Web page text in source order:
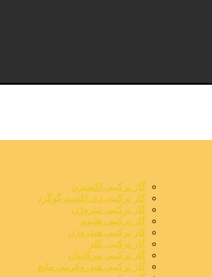
گاز ترکیبی اکسیژن
گاز ترکیبی دی اکسید گوگرد
گاز ترکیبی نیتروژن
گاز ترکیبی هلیوم
گاز ترکیبی هیدروژن
گاز ترکیبی کلر
گاز ترکیبی مرکاپتان
گاز ترکیبی هیدروکربنی مایع